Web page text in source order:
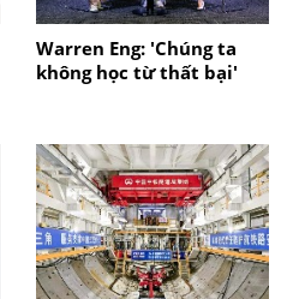
Warren Eng: 'Chúng ta
không học từ thất bại'